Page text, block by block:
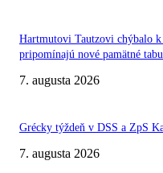
Hartmutovi Tautzovi chýbalo
pripomínajú nové pamätné
7. augusta 2026
Grécky týždeň v DSS a ZpS
7. augusta 2026